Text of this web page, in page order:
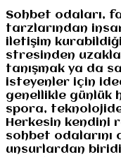
Sohbet odaları,
tarzlarından
iletişim
stresinden
tanışmak ya da
isteyenler için
genellikle günlük
spora,
Herkesin kendini
sohbet odalarını
unsurlardan